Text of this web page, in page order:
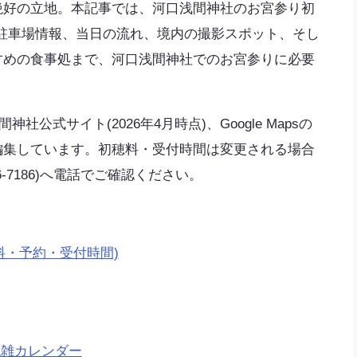
の立地。本記事では、河口浅間神社のお宮参り初
場情報、当日の流れ、境内の撮影スポット、そし
の食事処まで、河口浅間神社でのお宮参りに必要
神社公式サイト(2026年4月時点)、Google Mapsの
しています。初穂料・受付時間は変更される場合
へ電話でご確認ください。
予約・受付時間)
カレンダー